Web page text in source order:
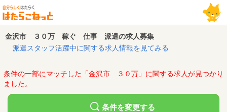
金沢市 ３０万 稼ぐ 仕事 派遣の求人募集
派遣スタッフ活躍中に関する求人情報を見てみる
条件の一部にマッチした「金沢市 ３０万」に関する求人が見つかり
ました。
条件を変更する